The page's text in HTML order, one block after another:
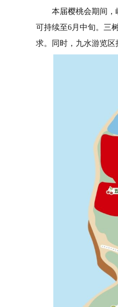
本届樱桃会期间，
可持续至6月中旬。三
求。同时，九水游览区